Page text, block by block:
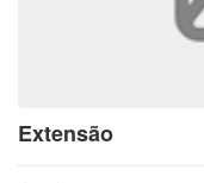
Extensão